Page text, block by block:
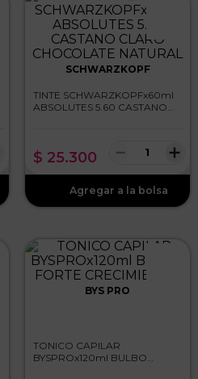
SCHWARZKOPF
TINTE SCHWARZKOPFx60ml
ABSOLUTES 5.60 CASTANO
$ 25.300 ＋
－
BYS PRO
TONICO CAPILAR
BYSPROx120ml BULBO